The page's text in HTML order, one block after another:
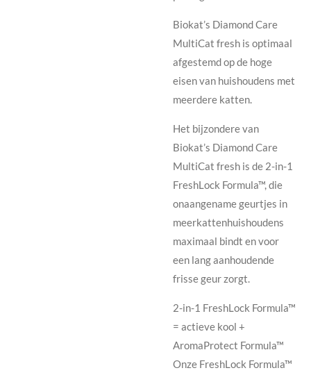
Biokat’s Diamond Care
MultiCat fresh is optimaal
afgestemd op de hoge
eisen van huishoudens met
meerdere katten.
Het bijzondere van
Biokat’s Diamond Care
MultiCat fresh is de 2-in-1
FreshLock Formula™, die
onaangename geurtjes in
meerkattenhuishoudens
maximaal bindt en voor
een lang aanhoudende
frisse geur zorgt.
2-in-1 FreshLock Formula™
= actieve kool +
AromaProtect Formula™
Onze FreshLock Formula™